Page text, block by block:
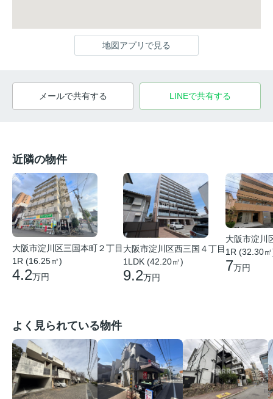
地図アプリで見る
メールで共有する LINEで共有する
近隣の物件
大阪市淀川区三国本町２丁目
1R (16.25㎡)
4.2万円
大阪市淀川区西三国４丁目
1LDK (42.20㎡)
9.2万円
大阪市淀川
1R (32.30
7万円
よく見られている物件